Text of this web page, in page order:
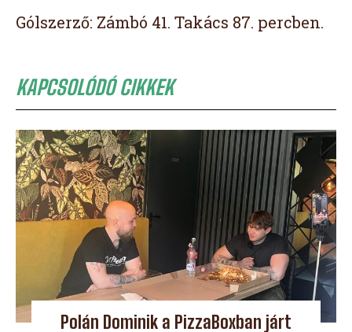
Gólszerző: Zámbó 41. Takács 87. percben.
KAPCSOLÓDÓ CIKKEK
Polán Dominik a PizzaBoxban járt